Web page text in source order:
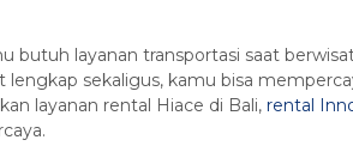
butuh layanan transportasi saat
lengkap sekaligus, kamu bisa
layanan rental Hiace di Bali, rental